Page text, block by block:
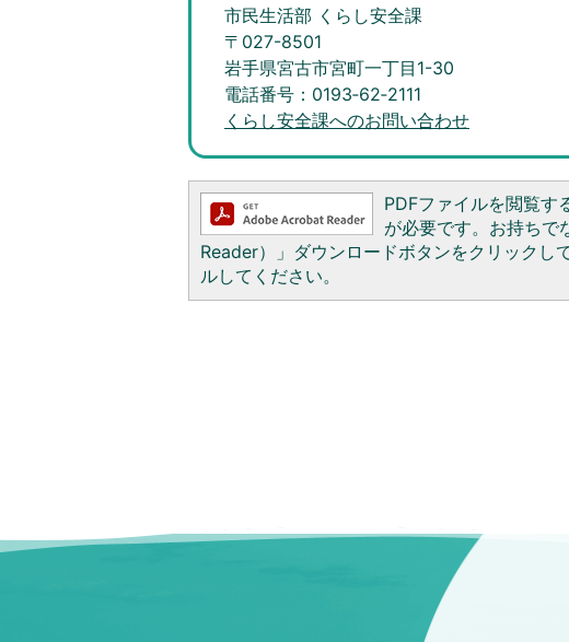
市民生活部 くらし安全課
〒027-8501
岩手県宮古市宮町一丁目1-30
電話番号：0193‐62‐2111
くらし安全課へのお問い合わせ
PDFファイルを閲覧す
が必要です。お持ち
Reader）」ダウンロードボタンをクリックし
ルしてください。